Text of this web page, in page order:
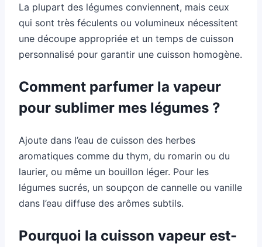
La plupart des légumes conviennent, mais ceux
qui sont très féculents ou volumineux nécessitent
une découpe appropriée et un temps de cuisson
personnalisé pour garantir une cuisson homogène.
Comment parfumer la vapeur
pour sublimer mes légumes ?
Ajoute dans l’eau de cuisson des herbes
aromatiques comme du thym, du romarin ou du
laurier, ou même un bouillon léger. Pour les
légumes sucrés, un soupçon de cannelle ou vanille
dans l’eau diffuse des arômes subtils.
Pourquoi la cuisson vapeur est-